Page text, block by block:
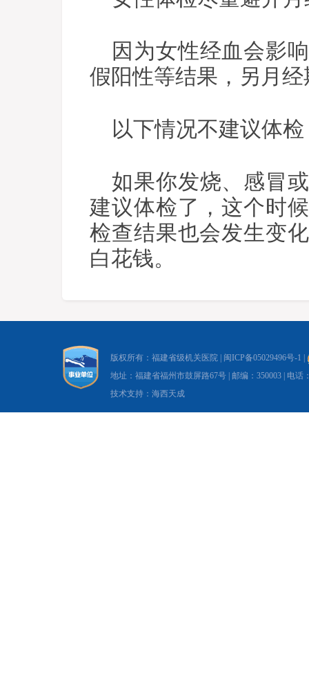
因为女性经血会影
假阳性等结果，另月
以下情况不建议体检
如果你发烧、感冒
建议体检了，这个时
检查结果也会发生变
白花钱。
版权所有：福建省级机关医院 | 闽ICP备05029496号-1
地址：福建省福州市鼓屏路67号 | 邮编：350003 | 电话
技术支持：海西天成